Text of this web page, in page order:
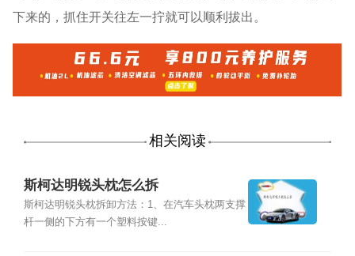
下来的，抓住开关往左一拧就可以顺利拔出。
相关阅读
斯柯达明锐头枕怎么拆
斯柯达明锐头枕拆卸方法：1、在汽车头枕两支撑
杆一侧的下方有一个塑料按键...